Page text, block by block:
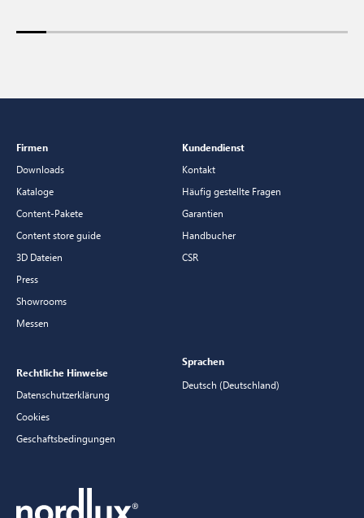
Firmen
Downloads
Kataloge
Content-Pakete
Content store guide
3D Dateien
Press
Showrooms
Messen
Kundendienst
Kontakt
Häufig gestellte Fragen
Garantien
Handbucher
CSR
Rechtliche Hinweise
Datenschutzerklärung
Cookies
Geschaftsbedingungen
Sprachen
Deutsch (Deutschland)